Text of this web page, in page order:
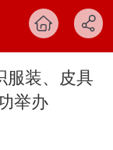
服装、皮具
举办